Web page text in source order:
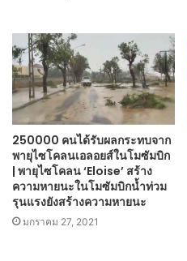
250000 คนได้รับผลกระทบจาก
พายุไซโคลนเอลอยส์ในโมซัมบิก
| พายุไซโคลน ‘Eloise’ สร้าง
ความหายนะในโมซัมบิกน้ำท่วม
รุนแรงยังสร้างความหายนะ
มกราคม 27, 2021